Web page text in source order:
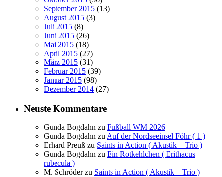
September 2015 (13)
August 2015 (3)
Juli 2015 (8)
Juni 2015 (26)
Mai 2015 (18)
April 2015 (27)
März 2015 (31)
Februar 2015 (39)
Januar 2015 (98)
Dezember 2014 (27)
Neuste Kommentare
Gunda Bogdahn zu Fußball WM 2026
Gunda Bogdahn zu Auf der Nordseeinsel Föhr ( 1 )
Erhard Preuß zu Saints in Action ( Akustik – Trio )
Gunda Bogdahn zu Ein Rotkehlchen ( Erithacus
rubecula )
M. Schröderzu Saints in Action ( Akustik – Trio )